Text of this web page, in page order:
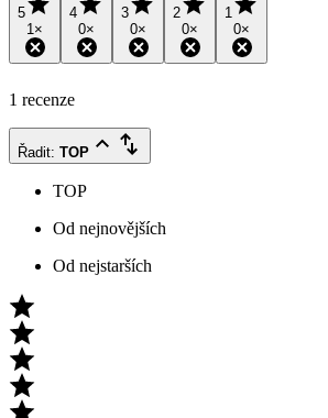
5
1×
4
0×
3
0×
2
0×
1
0×
1 recenze
Řadit: TOP
TOP
Od nejnovějších
Od nejstarších